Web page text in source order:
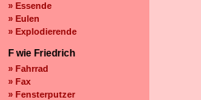
» Essende
» Eulen
» Explodierende
F wie Friedrich
» Fahrrad
» Fax
» Fensterputzer